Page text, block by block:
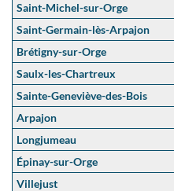
Saint-Michel-sur-Orge
Saint-Germain-lès-Arpajon
Brétigny-sur-Orge
Saulx-les-Chartreux
Sainte-Geneviève-des-Bois
Arpajon
Longjumeau
Épinay-sur-Orge
Villejust